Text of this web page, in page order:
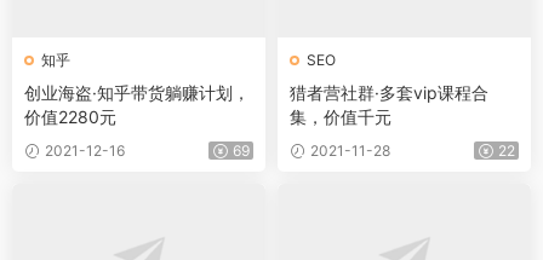
知乎
创业海盗·知乎带货躺赚计划，
价值2280元
2021-12-16 69
SEO
猎者营社群·多套vip课程合
集，价值千元
2021-11-28 22